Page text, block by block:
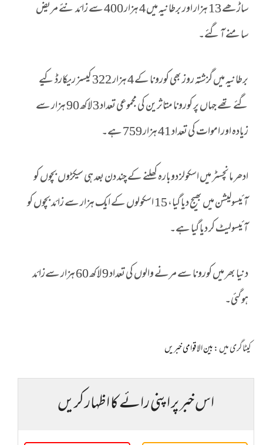
ساڑھے 13 ہزار اور برطانیہ میں 4 ہزار 400 سے زائد نئے مریض
سامنے آ گئے۔
برطانیہ میں گزشتہ روز بھی کورونا کے 4 ہزار 322 کیسز ریکارڈ کیے
گئے تھے جہاں پر کورونا متاثرین کی مجموعی تعداد 3 لاکھ 90 ہزار سے
زیادہ اور اموات کی تعداد 41 ہزار 759 ہے۔
ادھر مانچسٹر میں اسکولز دوبارہ کھلنے کے چند دن بعد ہی سیکڑوں بچوں کو
آئیسولیشن میں بھیج دیا گیا، 15 اسکولوں کے ایک ہزار سے زائد بچوں کو
آئیسولیٹ کر دیا گیا ہے۔
دنیا بھر میں کورونا سے مرنے والوں کی تعداد 9 لاکھ 60 ہزار سےزائد
ہوگئی۔
کیٹاگری میں :بین الاقوامی خبریں
اس خبر پر اپنی رائے کا اظہار کریں